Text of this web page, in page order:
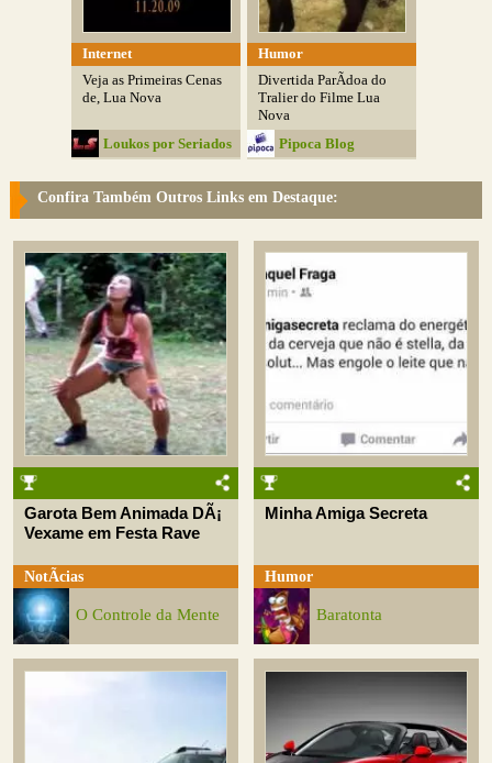
Internet
Veja as Primeiras Cenas
de, Lua Nova
Loukos por Seriados
Humor
Divertida ParÃ­doa do
Tralier do Filme Lua
Nova
Pipoca Blog
Confira Também Outros Links em Destaque:
Garota Bem Animada DÃ¡
Vexame em Festa Rave
NotÃ­cias
O Controle da Mente
Minha Amiga Secreta
Humor
Baratonta